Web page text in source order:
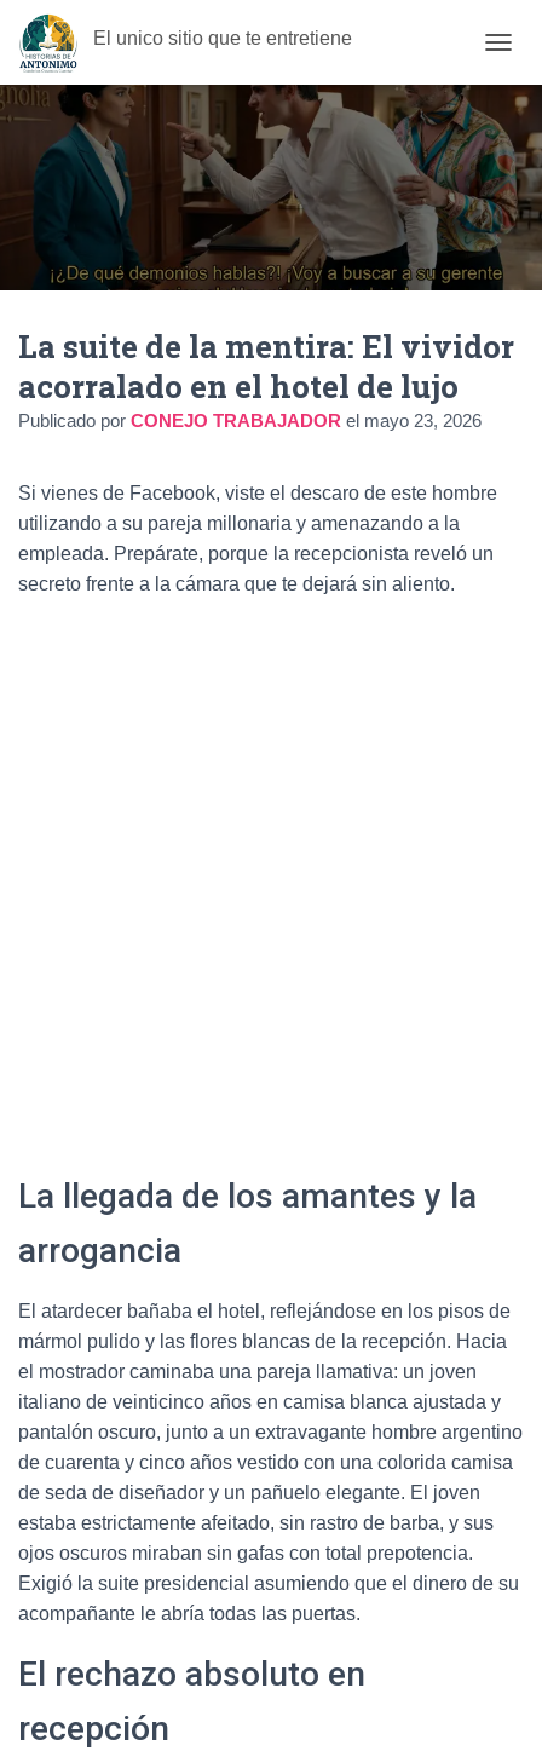
El unico sitio que te entretiene
A
B
I
A
R
M
O
D
O
N
La suite de la mentira: El vividor
acorralado en el hotel de lujo
Publicado por CONEJO TRABAJADOR el mayo 23, 2026
Si vienes de Facebook, viste el descaro de este hombre
utilizando a su pareja millonaria y amenazando a la
empleada. Prepárate, porque la recepcionista reveló un
secreto frente a la cámara que te dejará sin aliento.
La llegada de los amantes y la
arrogancia
El atardecer bañaba el hotel, reflejándose en los pisos de
mármol pulido y las flores blancas de la recepción. Hacia
el mostrador caminaba una pareja llamativa: un joven
italiano de veinticinco años en camisa blanca ajustada y
pantalón oscuro, junto a un extravagante hombre argentino
de cuarenta y cinco años vestido con una colorida camisa
de seda de diseñador y un pañuelo elegante. El joven
estaba estrictamente afeitado, sin rastro de barba, y sus
ojos oscuros miraban sin gafas con total prepotencia.
Exigió la suite presidencial asumiendo que el dinero de su
acompañante le abría todas las puertas.
El rechazo absoluto en
recepción